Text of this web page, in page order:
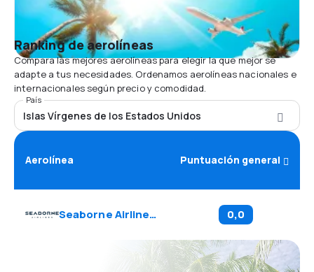
Ranking de aerolíneas
Compara las mejores aerolíneas para elegir la que mejor se
adapte a tus necesidades. Ordenamos aerolíneas nacionales e
internacionales según precio y comodidad.
País
Islas Vírgenes de los Estados Unidos
Aerolínea Puntuación general
Seaborne Airlines( 0,0